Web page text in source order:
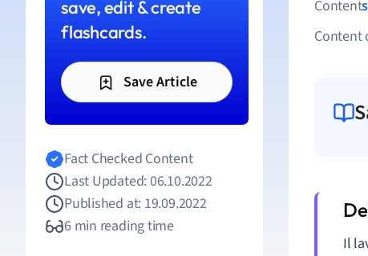
save, edit & create
flashcards.
Save Article
Fact Checked Content
Last Updated: 06.10.2022
Published at: 19.09.2022
6 min reading time
Content
Content
Il